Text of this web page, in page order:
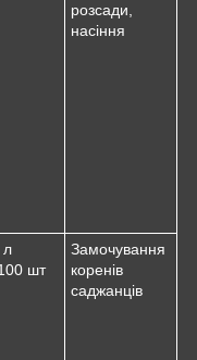
розсади,
насіння
л
шт
Замочування
коренів
саджанців